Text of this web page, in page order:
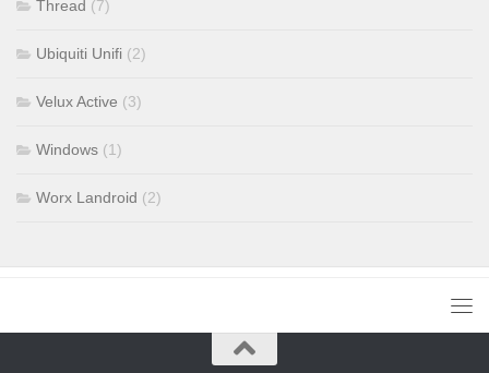
Thread (7)
Ubiquiti Unifi (2)
Velux Active (3)
Windows (1)
Worx Landroid (2)